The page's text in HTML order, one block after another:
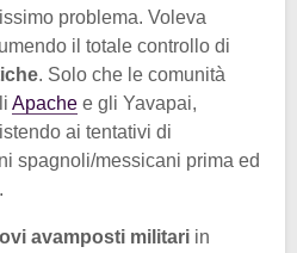
problema. Voleva
il totale controllo di
. Solo che le comunità
Apache e gli Yavapai,
ai tentativi di
spagnoli/messicani prima ed
avamposti militari in